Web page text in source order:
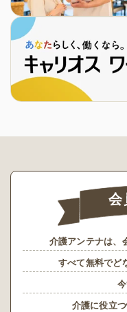
会
介護アンテナは、
すべて無料でど
介護に役立